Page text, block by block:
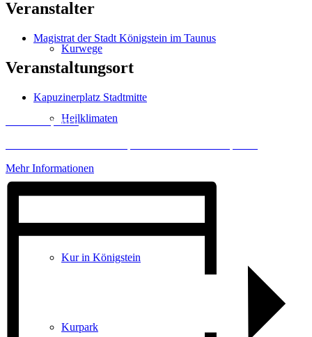
Kurwege
Heilklimaten
Kur in Königstein
Kurpark
Veranstalter
Magistrat der Stadt Königstein im Taunus
Veranstaltungsort
Kapuzinerplatz Stadtmitte
Inhalt entsperren
Mehr Informationen